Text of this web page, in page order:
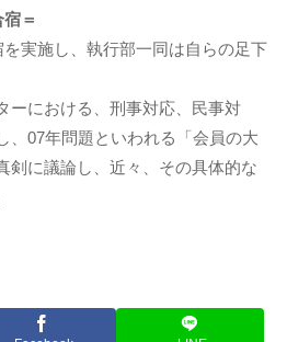
＝
実施し、執行部一同は自らの足下
における、刑事対応、民事対
、07年問題といわれる「会員の大
剣に議論し、近々、その具体的な